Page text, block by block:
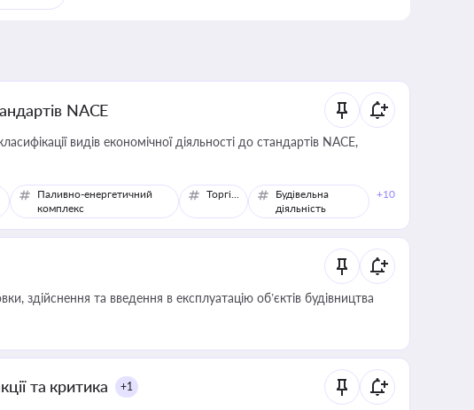
NACE
видів економічної діяльності до стандартів NACE,
Паливно-енергетичний
комплекс
Торгівля
Будівельна
діяльність
+10
здійснення та введення в експлуатацію об’єктів будівництва
та критика +1